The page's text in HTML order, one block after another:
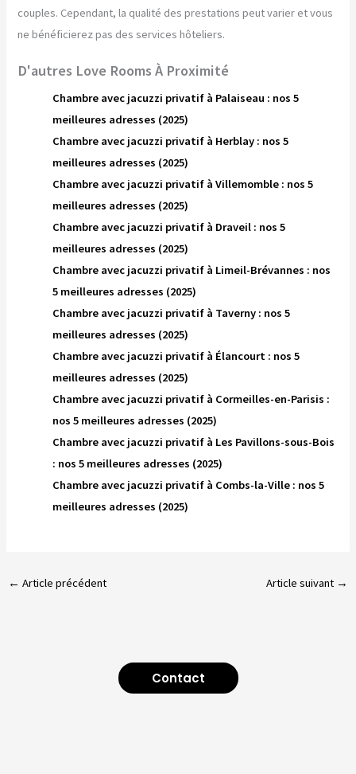
couples. Cependant, la qualité des prestations peut varier et vous
ne bénéficierez pas des services hôteliers.
D'autres Love Rooms À Proximité
Chambre avec jacuzzi privatif à Palaiseau : nos 5
meilleures adresses (2025)
Chambre avec jacuzzi privatif à Herblay : nos 5
meilleures adresses (2025)
Chambre avec jacuzzi privatif à Villemomble : nos 5
meilleures adresses (2025)
Chambre avec jacuzzi privatif à Draveil : nos 5
meilleures adresses (2025)
Chambre avec jacuzzi privatif à Limeil-Brévannes : nos
5 meilleures adresses (2025)
Chambre avec jacuzzi privatif à Taverny : nos 5
meilleures adresses (2025)
Chambre avec jacuzzi privatif à Élancourt : nos 5
meilleures adresses (2025)
Chambre avec jacuzzi privatif à Cormeilles-en-Parisis :
nos 5 meilleures adresses (2025)
Chambre avec jacuzzi privatif à Les Pavillons-sous-Bois
: nos 5 meilleures adresses (2025)
Chambre avec jacuzzi privatif à Combs-la-Ville : nos 5
meilleures adresses (2025)
← Article précédent Article suivant →
Contact